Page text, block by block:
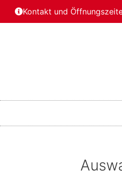
Kontakt und